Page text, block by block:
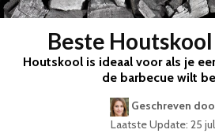
Beste
Houtskool is ideaal voor als je
de barbecue wilt
Geschreven
Laatste Update: 25